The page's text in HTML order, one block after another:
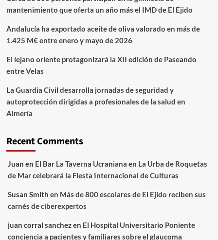
mantenimiento que oferta un año más el IMD de El Ejido
Andalucía ha exportado aceite de oliva valorado en más de
1.425 M€ entre enero y mayo de 2026
El lejano oriente protagonizará la XII edición de Paseando
entre Velas
La Guardia Civil desarrolla jornadas de seguridad y
autoprotección dirigidas a profesionales de la salud en
Almería
Recent Comments
Juan en El Bar La Taverna Ucraniana en La Urba de Roquetas
de Mar celebrará la Fiesta Internacional de Culturas
Susan Smith en Más de 800 escolares de El Ejido reciben sus
carnés de ciberexpertos
juan corral sanchezen El Hospital Universitario Poniente
conciencia a pacientes y familiares sobre el glaucoma